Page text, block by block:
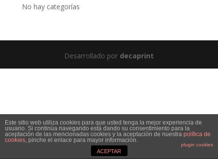
No hay categorías
Desarrollado por decaprint
Este sitio web utiliza cookies para que usted tenga la mejor experiencia de
usuario. Si continúa navegando está dando su consentimiento para la
aceptación de las mencionadas cookies y la aceptación de nuestra política de
cookies, pinche el enlace para mayor información.
plugin cookies
ACEPTAR